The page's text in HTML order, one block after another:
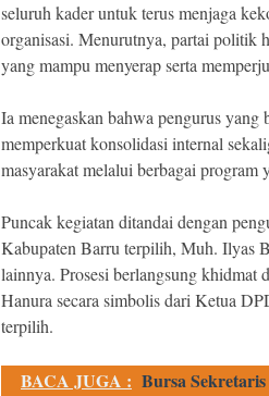
seluruh kader untuk terus menjaga
organisasi. Menurutnya, partai politik
yang mampu menyerap serta
Ia menegaskan bahwa pengurus
memperkuat konsolidasi internal
masyarakat melalui berbagai program
Puncak kegiatan ditandai dengan
Kabupaten Barru terpilih, Muh. Ilyas
lainnya. Prosesi berlangsung khidmat
Hanura secara simbolis dari Ketua
terpilih.
BACA JUGA : Bursa